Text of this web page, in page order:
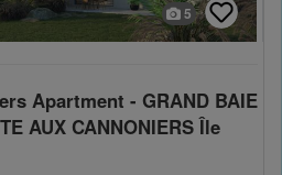
5
Apartment - GRAND BAIE
AUX CANNONIERS Île